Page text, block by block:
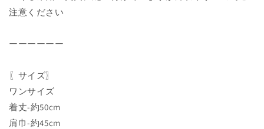
注意ください
ーーーーーー
〖サイズ〗
ワンサイズ
着丈-約50cm
肩巾-約45cm